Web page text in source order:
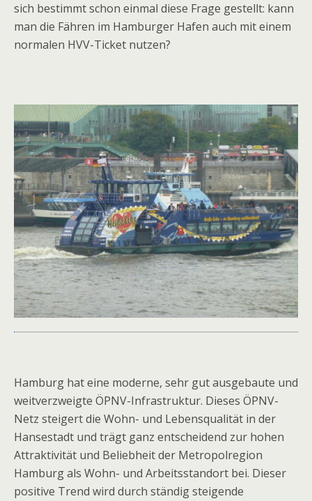
sich bestimmt schon einmal diese Frage gestellt: kann
man die Fähren im Hamburger Hafen auch mit einem
normalen HVV-Ticket nutzen?
Hamburg hat eine moderne, sehr gut ausgebaute und
weitverzweigte ÖPNV-Infrastruktur. Dieses ÖPNV-
Netz steigert die Wohn- und Lebensqualität in der
Hansestadt und trägt ganz entscheidend zur hohen
Attraktivität und Beliebheit der Metropolregion
Hamburg als Wohn- und Arbeitsstandort bei. Dieser
positive Trend wird durch ständig steigende